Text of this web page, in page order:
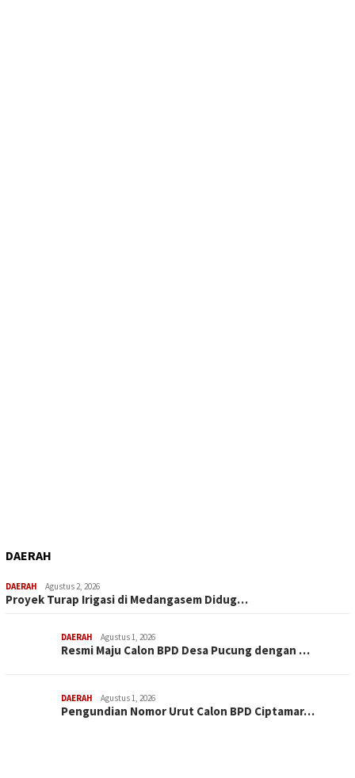
DAERAH
DAERAH Agustus 2, 2026
Proyek Turap Irigasi di Medangasem Didug…
DAERAH Agustus 1, 2026
Resmi Maju Calon BPD Desa Pucung dengan …
DAERAH Agustus 1, 2026
Pengundian Nomor Urut Calon BPD Ciptamar…